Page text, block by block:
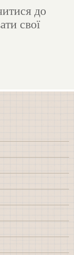
до
свої